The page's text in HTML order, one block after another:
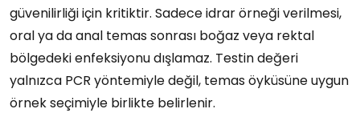
güvenilirliği için kritiktir. Sadece idrar örneği verilmesi,
oral ya da anal temas sonrası boğaz veya rektal
bölgedeki enfeksiyonu dışlamaz. Testin değeri
yalnızca PCR yöntemiyle değil, temas öyküsüne uygun
örnek seçimiyle birlikte belirlenir.